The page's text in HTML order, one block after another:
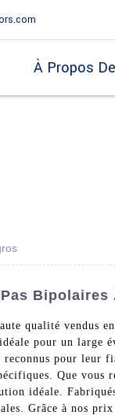
À Propos
qualité
pour un large
reconnus pour
Que
idéale.
Grâce à nos